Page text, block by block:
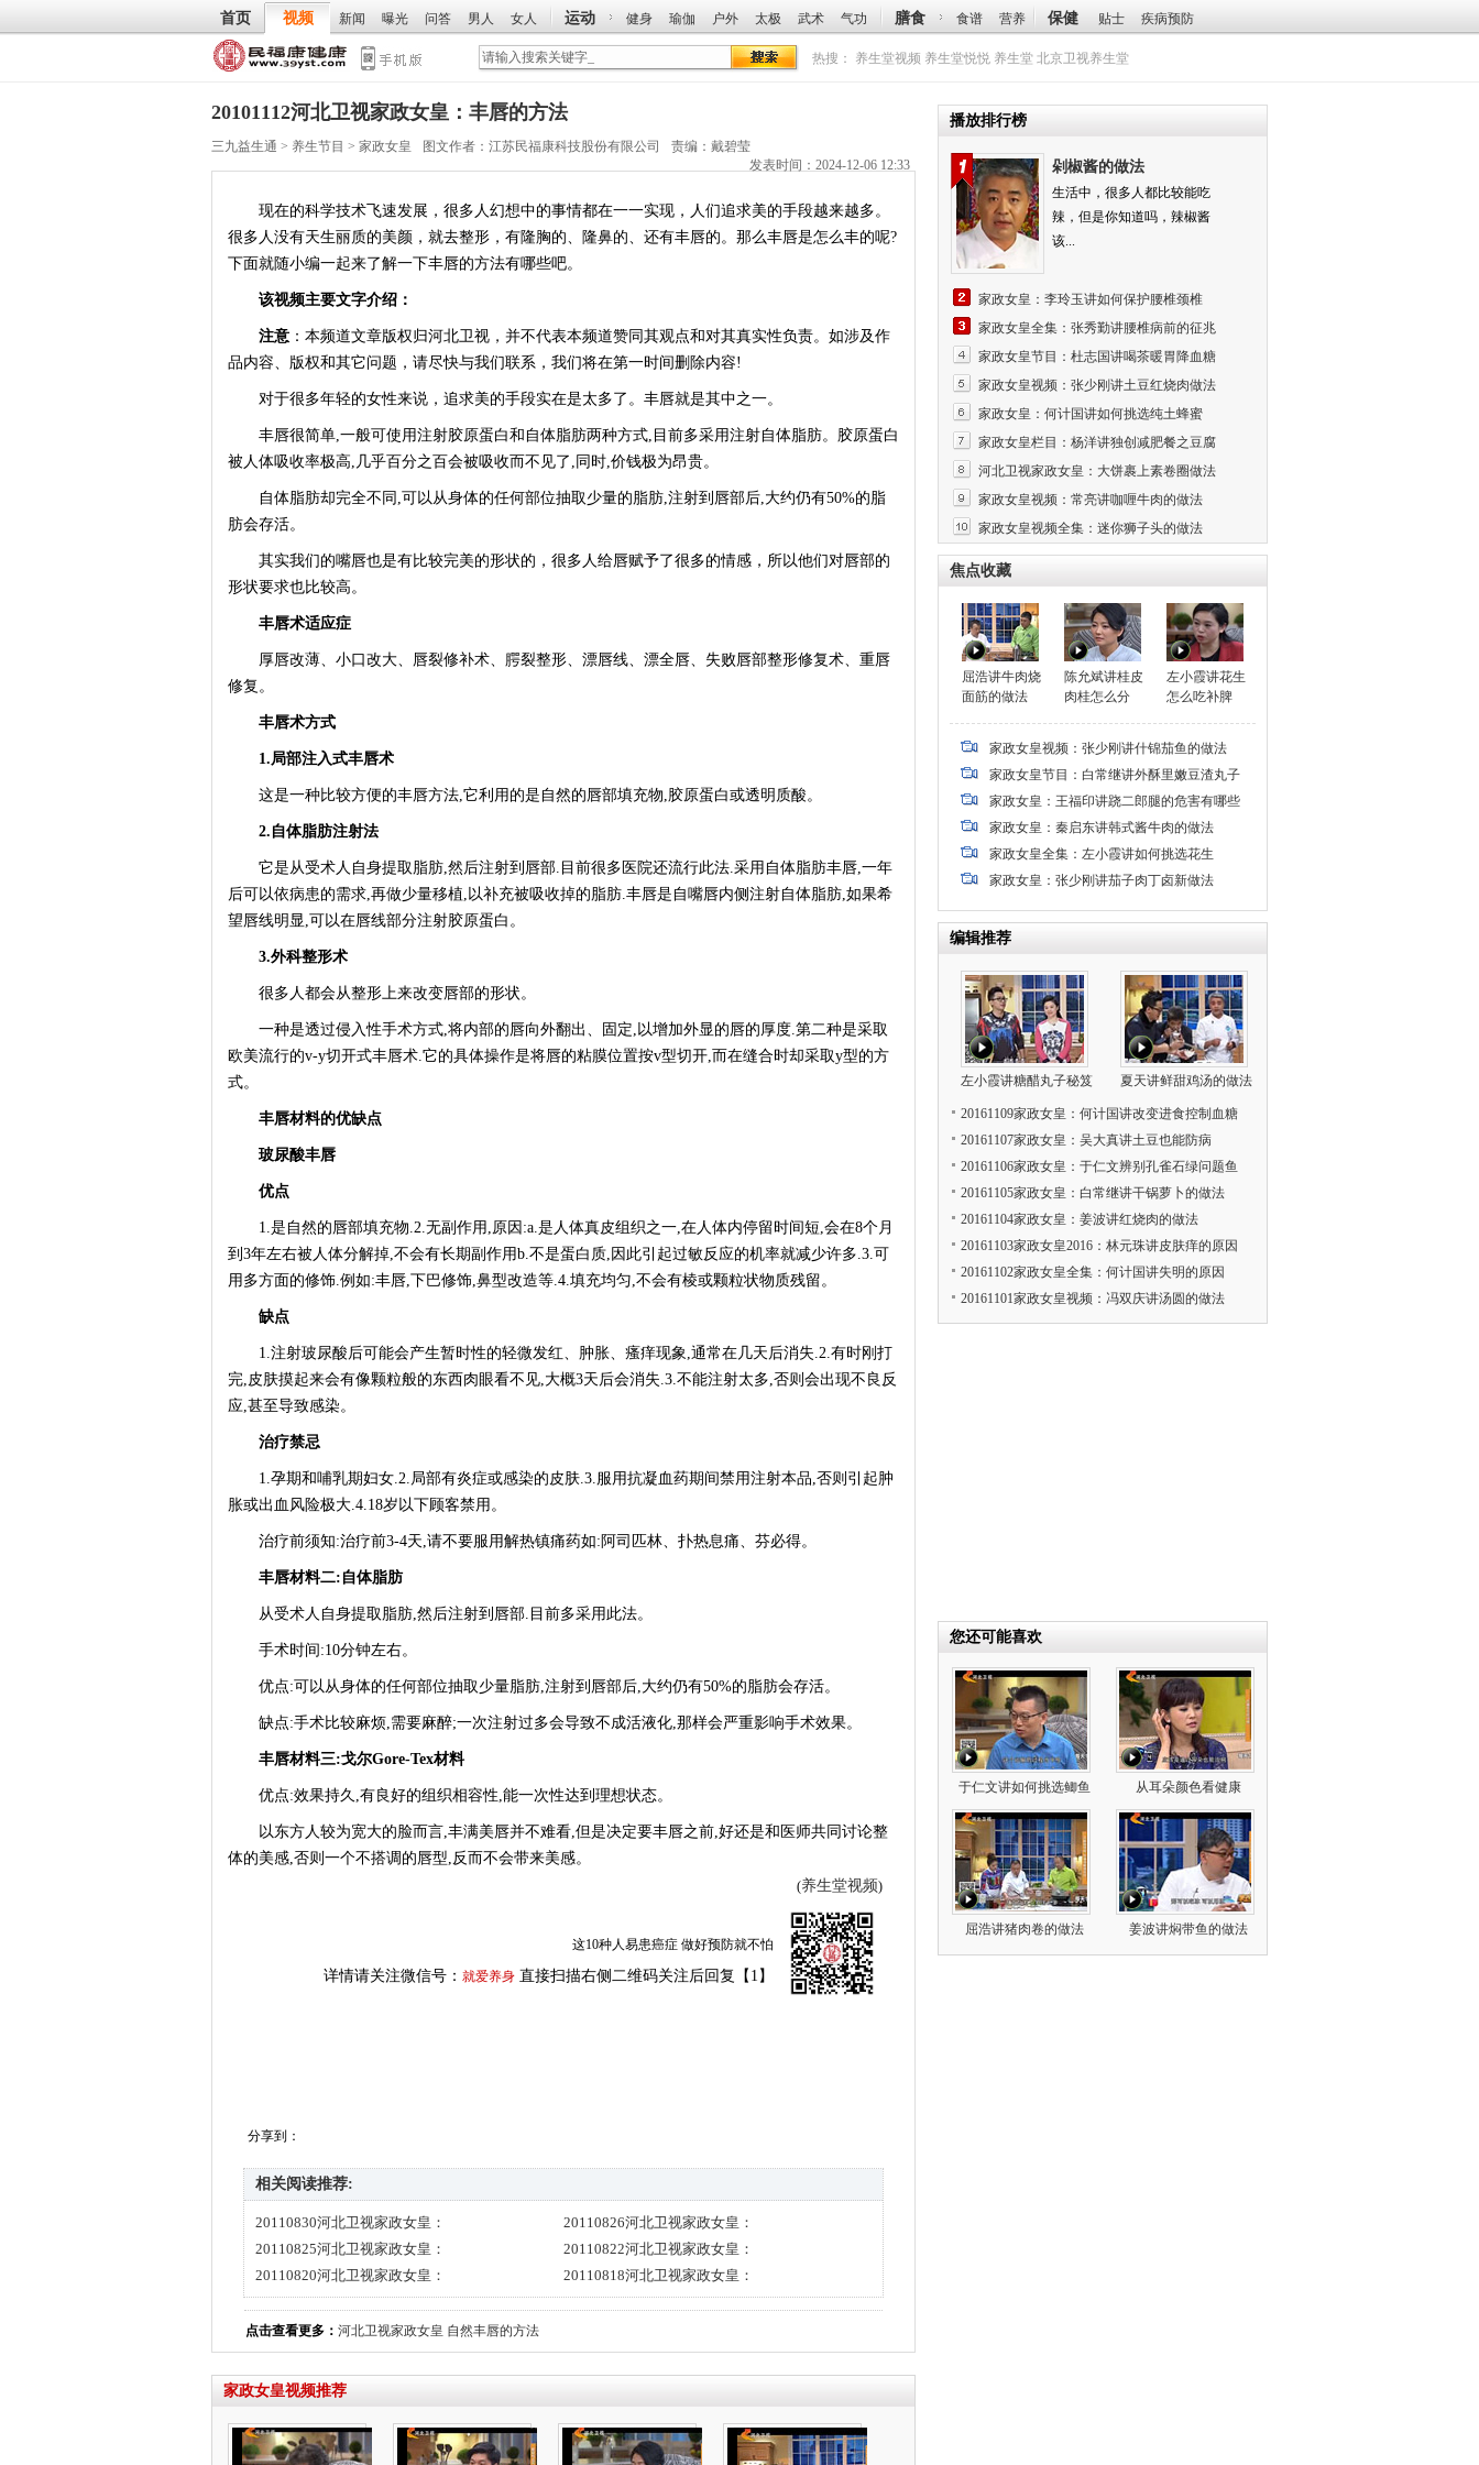
首页 视频 新闻 曝光 问答 男人 女人 运动 健身 瑜伽 户外 太极 武术 气功 膳食 食谱 营养 保健 贴士 疾病预防
热搜： 养生堂视频 养生堂悦悦 养生堂 北京卫视养生堂
20101112河北卫视家政女皇：丰唇的方法
三九益生通 > 养生节目 > 家政女皇 图文作者： 江苏民福康科技股份有限公司
责编：戴碧莹
发表时间：2024-12-06 12:33
现在的科学技术飞速发展，很多人幻想中的事情都在一一实现，人们追求美的手段越来越多。
很多人没有天生丽质的美颜，就去整形，有隆胸的、隆鼻的、还有丰唇的。那么丰唇是怎么丰的呢?
下面就随小编一起来了解一下丰唇的方法有哪些吧。
该视频主要文字介绍：
注意 ：本频道文章版权归河北卫视，并不代表本频道赞同其观点和对其真实性负责。如涉及作
品内容、版权和其它问题，请尽快与我们联系，我们将在第一时间删除内容!
对于很多年轻的女性来说，追求美的手段实在是太多了。丰唇就是其中之一。
丰唇很简单,一般可使用注射胶原蛋白和自体脂肪两种方式,目前多采用注射自体脂肪。胶原蛋白
被人体吸收率极高,几乎百分之百会被吸收而不见了,同时,价钱极为昂贵。
自体脂肪却完全不同,可以从身体的任何部位抽取少量的脂肪,注射到唇部后,大约仍有50%的脂
肪会存活。
其实我们的嘴唇也是有比较完美的形状的，很多人给唇赋予了很多的情感，所以他们对唇部的
形状要求也比较高。
丰唇术适应症
厚唇改薄、小口改大、唇裂修补术、腭裂整形、漂唇线、漂全唇、失败唇部整形修复术、重唇
修复。
丰唇术方式
1.局部注入式丰唇术
这是一种比较方便的丰唇方法,它利用的是自然的唇部填充物,胶原蛋白或透明质酸。
2.自体脂肪注射法
它是从受术人自身提取脂肪,然后注射到唇部.目前很多医院还流行此法.采用自体脂肪丰唇,一年
后可以依病患的需求,再做少量移植,以补充被吸收掉的脂肪.丰唇是自嘴唇内侧注射自体脂肪,如果希
望唇线明显,可以在唇线部分注射胶原蛋白。
3.外科整形术
很多人都会从整形上来改变唇部的形状。
一种是透过侵入性手术方式,将内部的唇向外翻出、固定,以增加外显的唇的厚度.第二种是采取
欧美流行的v-y切开式丰唇术.它的具体操作是将唇的粘膜位置按v型切开,而在缝合时却采取y型的方
式。
丰唇材料的优缺点
玻尿酸丰唇
优点
1.是自然的唇部填充物.2.无副作用,原因:a.是人体真皮组织之一,在人体内停留时间短,会在8个月
到3年左右被人体分解掉,不会有长期副作用b.不是蛋白质,因此引起过敏反应的机率就减少许多.3.可
用多方面的修饰.例如:丰唇,下巴修饰,鼻型改造等.4.填充均匀,不会有棱或颗粒状物质残留。
缺点
1.注射玻尿酸后可能会产生暂时性的轻微发红、肿胀、瘙痒现象,通常在几天后消失.2.有时刚打
完,皮肤摸起来会有像颗粒般的东西肉眼看不见,大概3天后会消失.3.不能注射太多,否则会出现不良反
应,甚至导致感染。
治疗禁忌
1.孕期和哺乳期妇女.2.局部有炎症或感染的皮肤.3.服用抗凝血药期间禁用注射本品,否则引起肿
胀或出血风险极大.4.18岁以下顾客禁用。
治疗前须知:治疗前3-4天,请不要服用解热镇痛药如:阿司匹林、扑热息痛、芬必得。
丰唇材料二:自体脂肪
从受术人自身提取脂肪,然后注射到唇部.目前多采用此法。
手术时间:10分钟左右。
优点:可以从身体的任何部位抽取少量脂肪,注射到唇部后,大约仍有50%的脂肪会存活。
缺点:手术比较麻烦,需要麻醉;一次注射过多会导致不成活液化,那样会严重影响手术效果。
丰唇材料三:戈尔Gore-Tex材料
优点:效果持久,有良好的组织相容性,能一次性达到理想状态。
以东方人较为宽大的脸而言,丰满美唇并不难看,但是决定要丰唇之前,好还是和医师共同讨论整
体的美感,否则一个不搭调的唇型,反而不会带来美感。
(养生堂视频)
这10种人易患癌症 做好预防就不怕
详情请关注微信号： 就爱养身 直接扫描右侧二维码关注后回复【1】
分享到：
相关阅读推荐:
20110830河北卫视家政女皇：
20110826河北卫视家政女皇：
20110825河北卫视家政女皇：
20110822河北卫视家政女皇：
20110820河北卫视家政女皇：
20110818河北卫视家政女皇：
点击查看更多： 河北卫视家政女皇 自然丰唇的方法
家政女皇视频推荐
播放排行榜
剁椒酱的做法
生活中，很多人都比较能吃
辣，但是你知道吗，辣椒酱
该...
家政女皇：李玲玉讲如何保护腰椎颈椎
家政女皇全集：张秀勤讲腰椎病前的征兆
家政女皇节目：杜志国讲喝茶暖胃降血糖
家政女皇视频：张少刚讲土豆红烧肉做法
家政女皇：何计国讲如何挑选纯土蜂蜜
家政女皇栏目：杨洋讲独创减肥餐之豆腐
河北卫视家政女皇：大饼裹上素卷圈做法
家政女皇视频：常亮讲咖喱牛肉的做法
家政女皇视频全集：迷你狮子头的做法
焦点收藏
屈浩讲牛肉烧
面筋的做法
陈允斌讲桂皮
肉桂怎么分
左小霞讲花生
怎么吃补脾
家政女皇视频：张少刚讲什锦茄鱼的做法
家政女皇节目：白常继讲外酥里嫩豆渣丸子
家政女皇：王福印讲跷二郎腿的危害有哪些
家政女皇：秦启东讲韩式酱牛肉的做法
家政女皇全集：左小霞讲如何挑选花生
家政女皇：张少刚讲茄子肉丁卤新做法
编辑推荐
左小霞讲糖醋丸子秘笈 夏天讲鲜甜鸡汤的做法
20161109家政女皇：何计国讲改变进食控制血糖
20161107家政女皇：吴大真讲土豆也能防病
20161106家政女皇：于仁文辨别孔雀石绿问题鱼
20161105家政女皇：白常继讲干锅萝卜的做法
20161104家政女皇：姜波讲红烧肉的做法
20161103家政女皇2016：林元珠讲皮肤痒的原因
20161102家政女皇全集：何计国讲失明的原因
20161101家政女皇视频：冯双庆讲汤圆的做法
您还可能喜欢
于仁文讲如何挑选鲫鱼 从耳朵颜色看健康
屈浩讲猪肉卷的做法 姜波讲焖带鱼的做法